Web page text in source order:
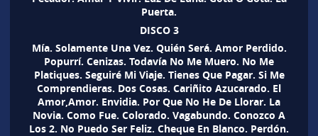
Puerta.
DISCO 3
Mía. Solamente Una Vez. Quién Será. Amor Perdido.
Popurrí. Cenizas. Todavía No Me Muero. No Me
Platiques. Seguiré Mi Viaje. Tienes Que Pagar. Si Me
Comprendieras. Dos Cosas. Cariñito Azucarado. El
Amor,Amor. Envidia. Por Que No He De Llorar. La
Novia. Como Fue. Colorado. Vagabundo. Conozco A
Los 2. No Puedo Ser Feliz. Cheque En Blanco. Perdón.